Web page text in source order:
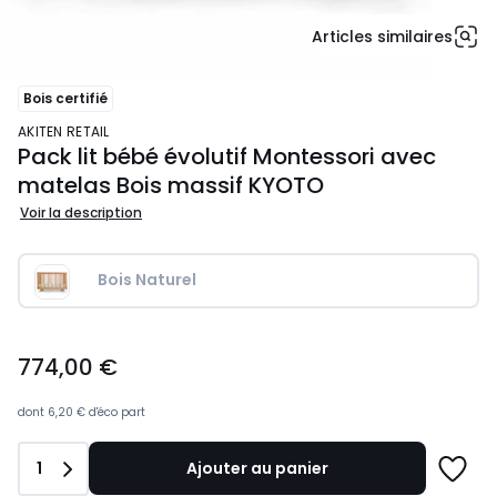
Articles similaires
Bois certifié
AKITEN RETAIL
Pack lit bébé évolutif Montessori avec
matelas Bois massif KYOTO
Voir la description
Bois Naturel
€.
774,00 €
dont 6,20 € d'éco part
Quantité
1 Ajouter au panier